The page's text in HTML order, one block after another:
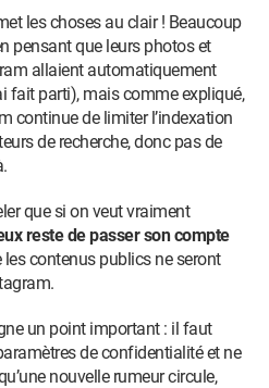
les choses au clair ! Beaucoup
pensant que leurs photos et
allaient automatiquement
fait parti), mais comme expliqué,
continue de limiter l’indexation
de recherche, donc pas de
que si on veut vraiment
reste de passer son compte
contenus publics ne seront
un point important : il faut
de confidentialité et ne
nouvelle rumeur circule,